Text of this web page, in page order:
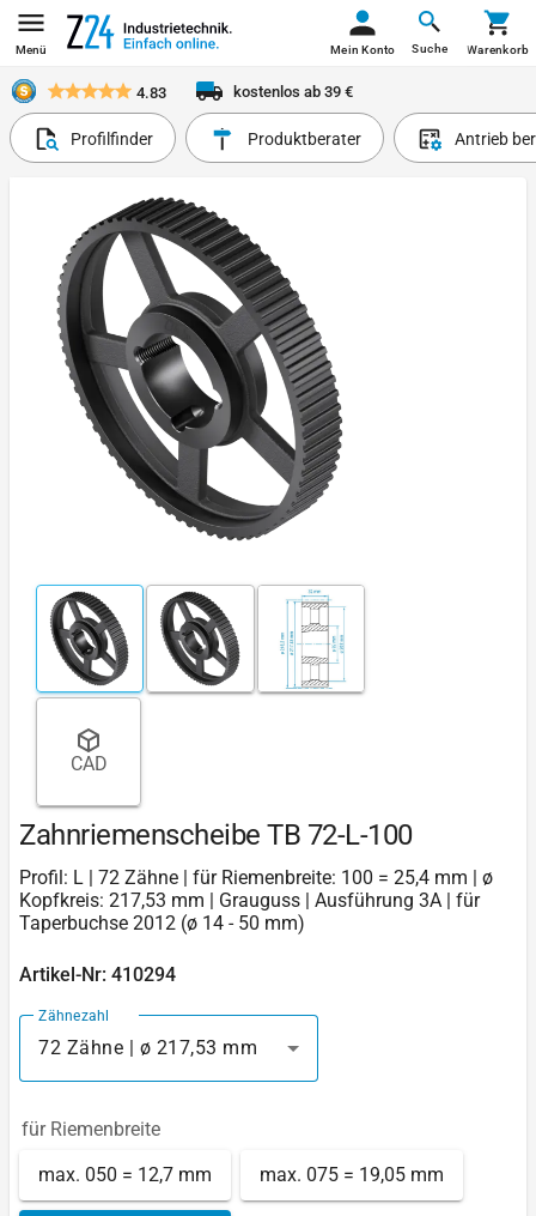
Menü Suche
Mein Konto Warenkorb
4.83 kostenlos ab 39 €
Profilfinder Produktberater Antrieb
CAD
Zahnriemenscheibe TB 72-L-100
Profil: L | 72 Zähne | für Riemenbreite: 100 = 25,4 mm | ø
Kopfkreis: 217,53 mm | Grauguss | Ausführung 3A | für
Taperbuchse 2012 (ø 14 - 50 mm)
Artikel-Nr: 410294
Zähnezahl
72 Zähne | ø 217,53 mm
für Riemenbreite
max. 050 = 12,7 mm max. 075 = 19,05 mm